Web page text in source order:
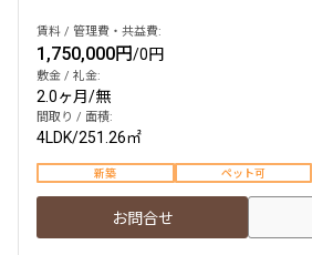
賃料 / 管理費・共益費:
1,750,000円/0円
敷金 / 礼金:
2.0ヶ月/無
間取り / 面積:
4LDK/251.26㎡
新築 ペット可
お問合せ